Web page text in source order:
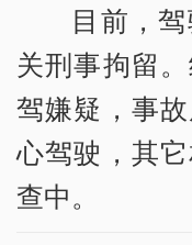
目前，
关刑事拘留
驾嫌疑，事
心驾驶，其
查中。